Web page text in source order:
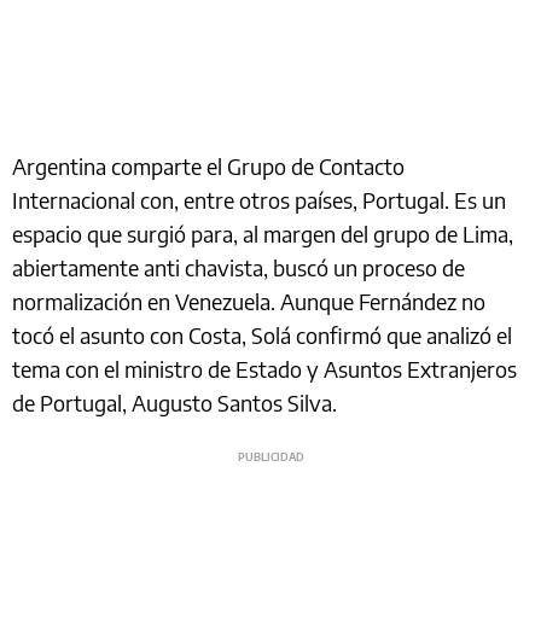
Argentina comparte el Grupo de Contacto
Internacional con, entre otros países, Portugal. Es un
espacio que surgió para, al margen del grupo de Lima,
abiertamente anti chavista, buscó un proceso de
normalización en Venezuela. Aunque Fernández no
tocó el asunto con Costa, Solá confirmó que analizó el
tema con el ministro de Estado y Asuntos Extranjeros
de Portugal, Augusto Santos Silva.